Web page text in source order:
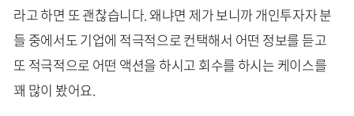
라고 하면 또 괜찮습니다. 왜냐면 제가 보니까 개인투자자 분
들 중에서도 기업에 적극적으로 컨택해서 어떤 정보를 듣고
또 적극적으로 어떤 액션을 하시고 회수를 하시는 케이스를
꽤 많이 봤어요.